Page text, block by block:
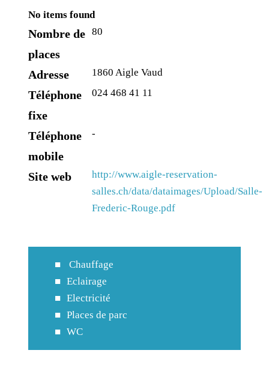
No items found
Nombre de
places
80
Adresse 1860 Aigle Vaud
Téléphone
fixe
024 468 41 11
Téléphone
mobile
-
Site web
http://www.aigle-reservation-
salles.ch/data/dataimages/Upload/Salle-
Frederic-Rouge.pdf
Chauffage
Eclairage
Electricité
Places de parc
WC